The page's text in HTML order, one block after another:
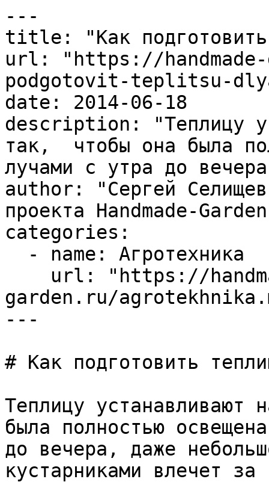
---
title: "Как подготовить
url: "https://
podgotovit-teplitsu-
date: 2014-06-18
description: "Теплицу
так,  чтобы она была
лучами с утра до
author: "Сергей
проекта Handmade-
categories:
garden.ru/
---
# Как подготовить
Теплицу устанавливают
была полностью
до вечера, даже
кустарниками влечет